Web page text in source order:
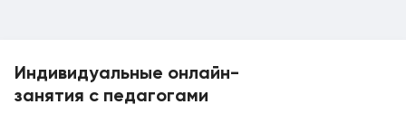
Индивидуальные онлайн-
занятия с педагогами